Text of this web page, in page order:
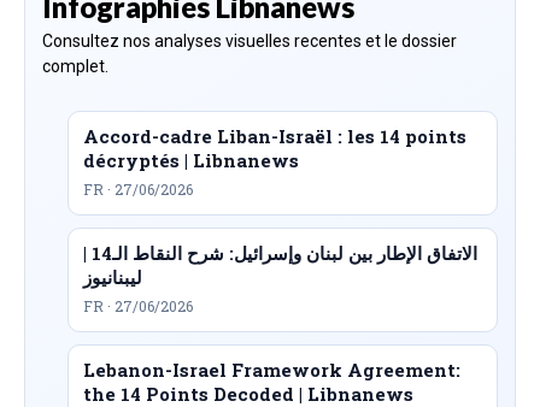
Consultez nos analyses visuelles recentes et le dossier
complet.
Accord-cadre Liban-Israël : les 14 points
décryptés | Libnanews
FR · 27/06/2026
الاتفاق الإطار بين لبنان وإسرائيل: شرح النقاط الـ14 |
ليبنانيوز
FR · 27/06/2026
Lebanon-Israel Framework Agreement:
the 14 Points Decoded | Libnanews